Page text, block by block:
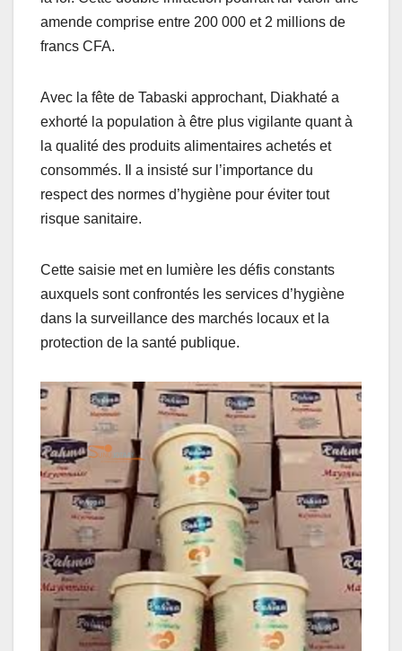
amende comprise entre 200 000 et 2 millions de
francs CFA.
Avec la fête de Tabaski approchant, Diakhaté a
exhorté la population à être plus vigilante quant à
la qualité des produits alimentaires achetés et
consommés. Il a insisté sur l’importance du
respect des normes d’hygiène pour éviter tout
risque sanitaire.
Cette saisie met en lumière les défis constants
auxquels sont confrontés les services d’hygiène
dans la surveillance des marchés locaux et la
protection de la santé publique.